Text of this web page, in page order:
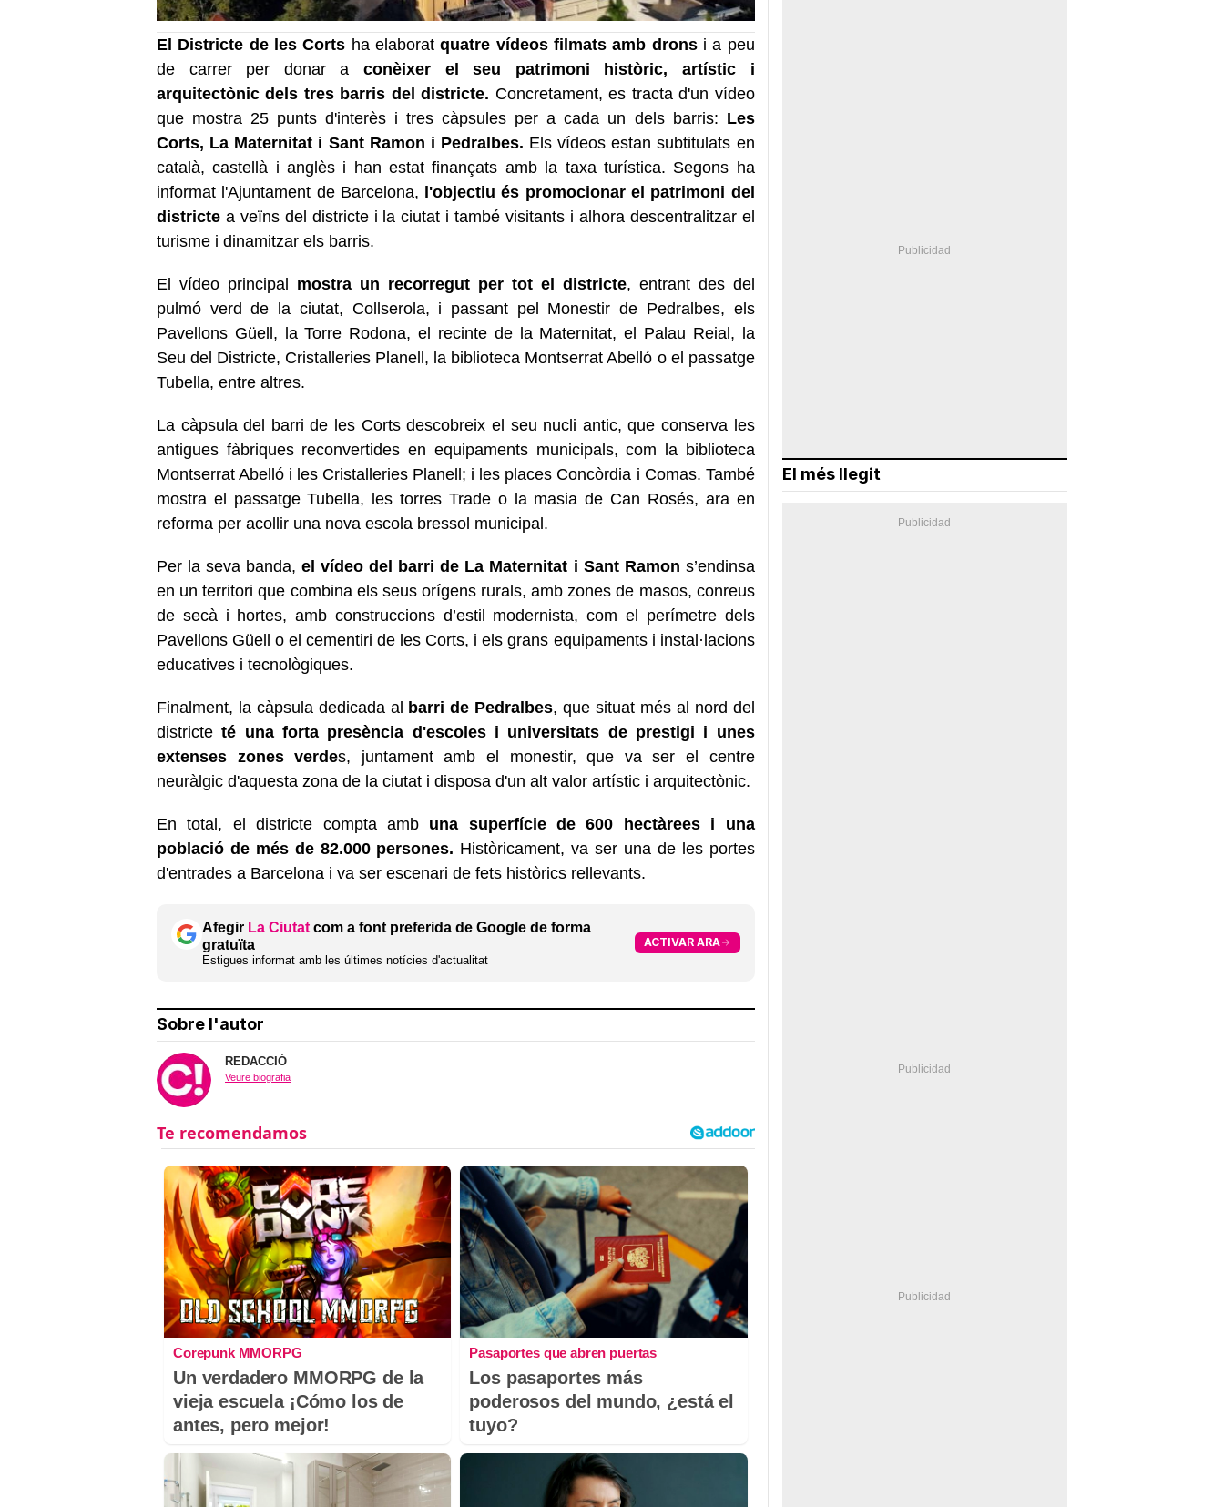
El Districte de les Corts ha elaboratquatre vídeos filmats amb dronsi a peu
de carrer per donar aconèixer el seu patrimoni històric, artístic i
arquitectònic dels tres barris del districte. Concretament, es tracta d'un vídeo
que mostra 25 punts d'interès i tres càpsules per a cada un dels barris: Les
Corts, La Maternitat i Sant Ramon i Pedralbes. Els vídeos estan subtitulats en
català, castellà i anglès i han estat finançats amb la taxa turística. Segons ha
informat l'Ajuntament de Barcelona, l'objectiu és promocionar el patrimoni del
districte a veïns del districte i la ciutat i també visitants i alhora descentralitzar el
turisme i dinamitzar els barris.
El vídeo principal mostra un recorregut per tot el districte, entrant des del
pulmó verd de la ciutat, Collserola, i passant pel Monestir de Pedralbes, els
Pavellons Güell, la Torre Rodona, el recinte de la Maternitat, el Palau Reial, la
Seu del Districte, Cristalleries Planell, la biblioteca Montserrat Abelló o el passatge
Tubella, entre altres.
La càpsula del barri de les Corts descobreix el seu nucli antic, que conserva les
antigues fàbriques reconvertides en equipaments municipals, com la biblioteca
Montserrat Abelló i les Cristalleries Planell; i les places Concòrdia i Comas. També
mostra el passatge Tubella, les torres Trade o la masia de Can Rosés, ara en
reforma per acollir una nova escola bressol municipal.
Per la seva banda,el vídeo del barri de La Maternitat i Sant Ramon s’endinsa
en un territori que combina els seus orígens rurals, amb zones de masos, conreus
de secà i hortes, amb construccions d’estil modernista, com el perímetre dels
Pavellons Güell o el cementiri de les Corts, i els grans equipaments i instal·lacions
educatives i tecnològiques.
Finalment, la càpsula dedicada al barri de Pedralbes, que situat més al nord del
districte té una forta presència d'escoles i universitats de prestigi i unes
extenses zones verdes, juntament amb el monestir, que va ser el centre
neuràlgic d'aquesta zona de la ciutat i disposa d'un alt valor artístic i arquitectònic.
En total, el districte compta amb una superfície de 600 hectàrees i una
població de més de 82.000 persones. Històricament, va ser una de les portes
d'entrades a Barcelona i va ser escenari de fets històrics rellevants.
Afegir La Ciutat com a font preferida de Google de forma
gratuïta
Estigues informat amb les últimes notícies d'actualitat
ACTIVAR ARA
Sobre l'autor
REDACCIÓ
Veure biografia
Corepunk MMORPG
Un verdadero MMORPG de la
vieja escuela ¡Cómo los de
antes, pero mejor!
Pasaportes que abren puertas
Los pasaportes más
poderosos del mundo, ¿está el
tuyo?
El més llegit